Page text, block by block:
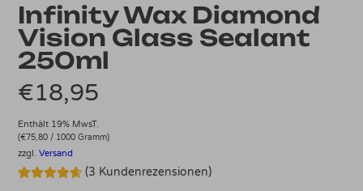
Infinity Wax Diamond
Vision Glass Sealant
250ml
€18,95
Enthält 19% MwsT.
(€75,80 / 1000 Gramm)
zzgl.Versand
(3 Kundenrezensionen)